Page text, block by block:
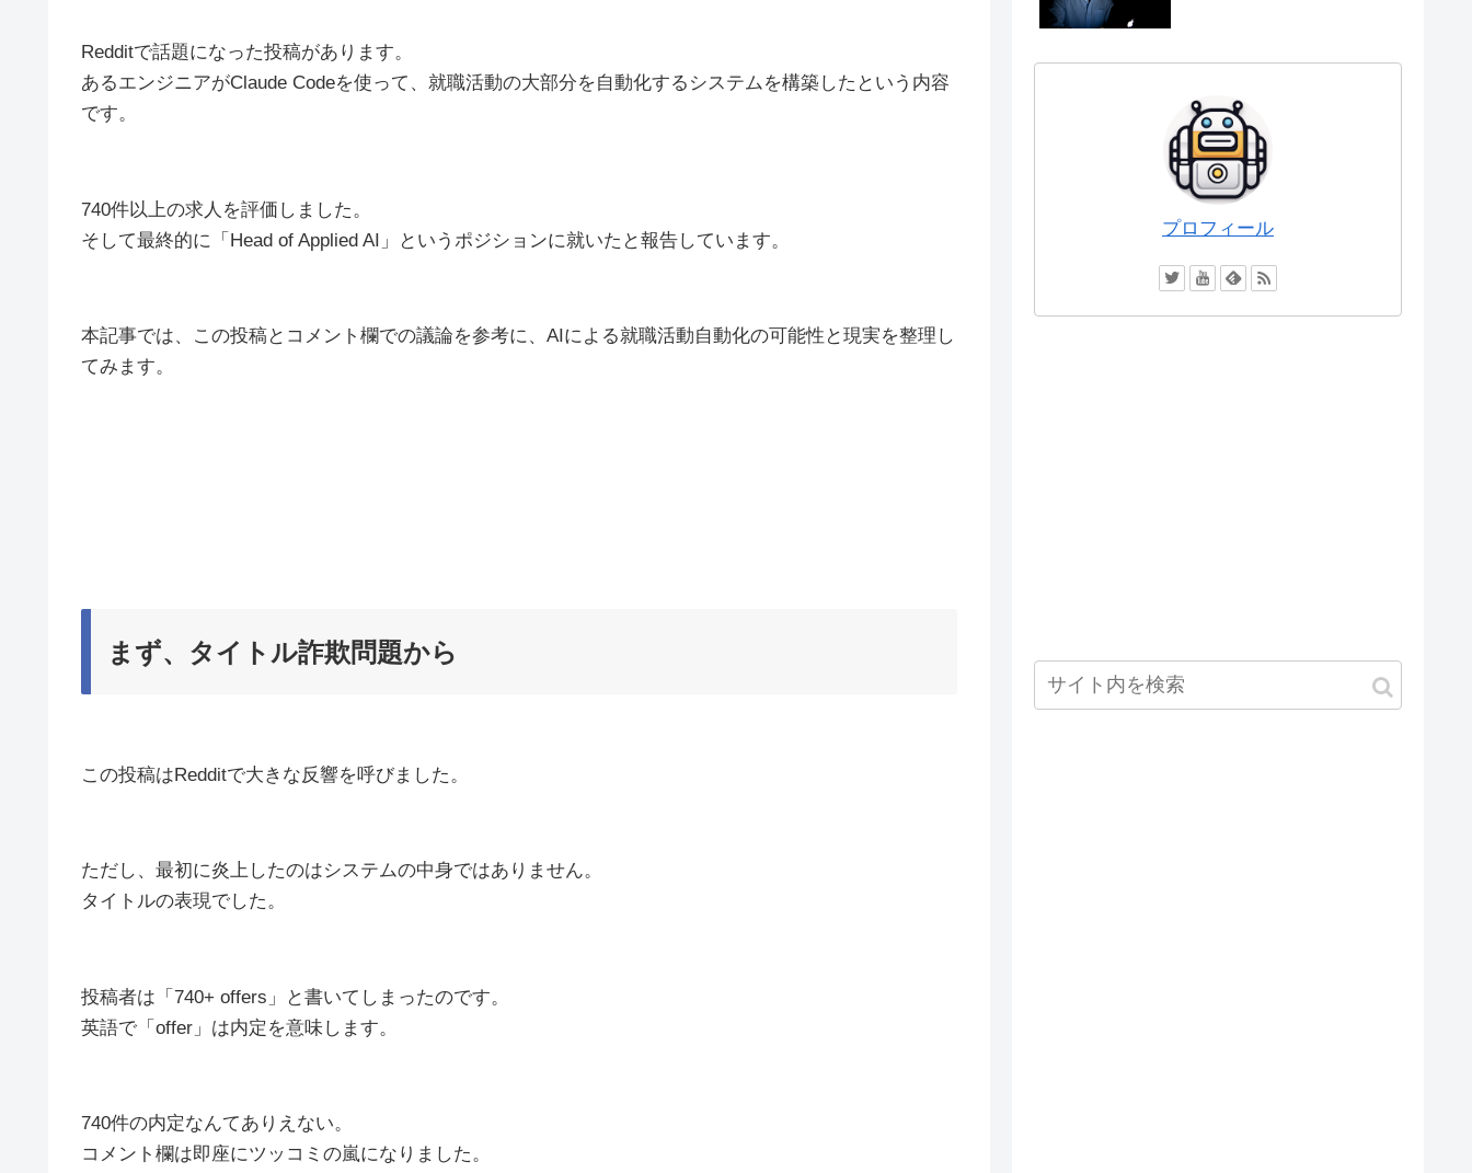
Redditで話題になった投稿があります。
あるエンジニアがClaude Codeを使って、就職活動の大部分を自動化するシステムを構築したという内容
です。
740件以上の求人を評価しました。
そして最終的に「Head of Applied AI」というポジションに就いたと報告しています。
本記事では、この投稿とコメント欄での議論を参考に、AIによる就職活動自動化の可能性と現実を整理し
てみます。
まず、タイトル詐欺問題から
この投稿はRedditで大きな反響を呼びました。
ただし、最初に炎上したのはシステムの中身ではありません。
タイトルの表現でした。
投稿者は「740+ offers」と書いてしまったのです。
英語で「offer」は内定を意味します。
740件の内定なんてありえない。
コメント欄は即座にツッコミの嵐になりました。
プロフィール